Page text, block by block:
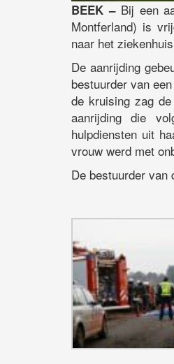
BEEK –Bij een
Montferland) is
naar het
De aanrijding
bestuurder van
de kruising zag
aanrijding die
hulpdiensten uit
vrouw werd met
De bestuurder van